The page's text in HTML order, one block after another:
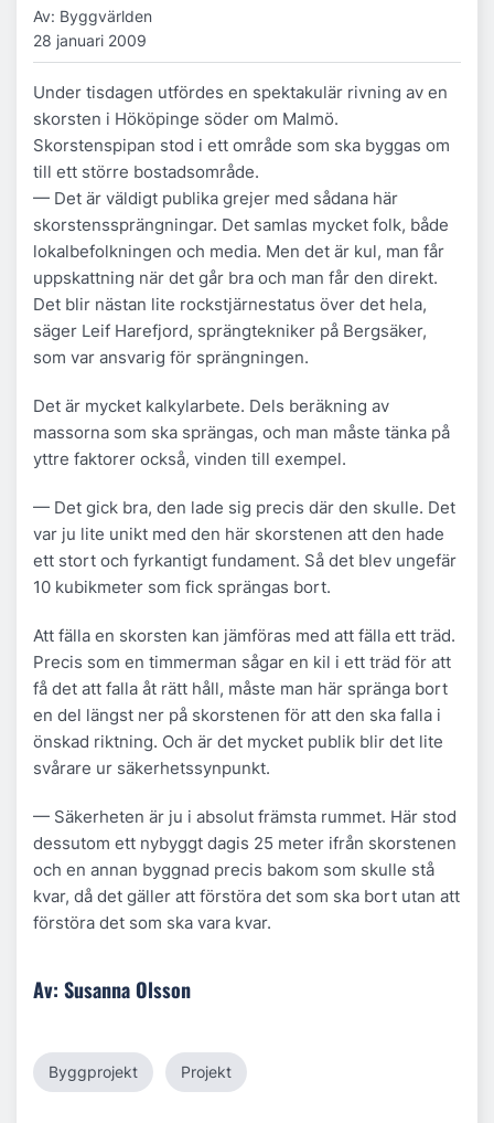
Av: Byggvärlden
28 januari 2009
Under tisdagen utfördes en spektakulär rivning av en
skorsten i Hököpinge söder om Malmö.
Skorstenspipan stod i ett område som ska byggas om
till ett större bostadsområde.
— Det är väldigt publika grejer med sådana här
skorstenssprängningar. Det samlas mycket folk, både
lokalbefolkningen och media. Men det är kul, man får
uppskattning när det går bra och man får den direkt.
Det blir nästan lite rockstjärnestatus över det hela,
säger Leif Harefjord, sprängtekniker på Bergsäker,
som var ansvarig för sprängningen.
Det är mycket kalkylarbete. Dels beräkning av
massorna som ska sprängas, och man måste tänka på
yttre faktorer också, vinden till exempel.
— Det gick bra, den lade sig precis där den skulle. Det
var ju lite unikt med den här skorstenen att den hade
ett stort och fyrkantigt fundament. Så det blev ungefär
10 kubikmeter som fick sprängas bort.
Att fälla en skorsten kan jämföras med att fälla ett träd.
Precis som en timmerman sågar en kil i ett träd för att
få det att falla åt rätt håll, måste man här spränga bort
en del längst ner på skorstenen för att den ska falla i
önskad riktning. Och är det mycket publik blir det lite
svårare ur säkerhetssynpunkt.
— Säkerheten är ju i absolut främsta rummet. Här stod
dessutom ett nybyggt dagis 25 meter ifrån skorstenen
och en annan byggnad precis bakom som skulle stå
kvar, då det gäller att förstöra det som ska bort utan att
förstöra det som ska vara kvar.
Av: Susanna Olsson
Byggprojekt Projekt